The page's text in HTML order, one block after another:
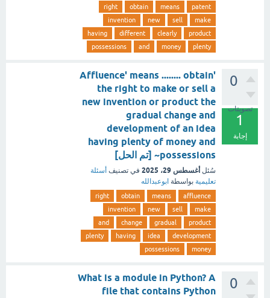
patent
means
obtain
right
make
sell
new
invention
product
clearly
different
having
plenty
money
and
possessions
0
تصويتات
1
إجابة
'Affluence' means ........ obtain
the right to make or sell a
new invention or product the
gradual change and
development of an idea
having plenty of money and
possessions~ [تم الحل]
سُئل أغسطس 29، 2025 في تصنيف أسئلة
تعليمية بواسطة ابوعبدالله
affluence
means
obtain
right
make
sell
new
invention
product
gradual
change
and
development
idea
having
plenty
money
possessions
0
What is a module in Python? A
file that contains Python